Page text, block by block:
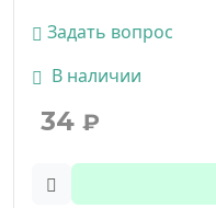
Задать вопрос
В наличии
34 ₽